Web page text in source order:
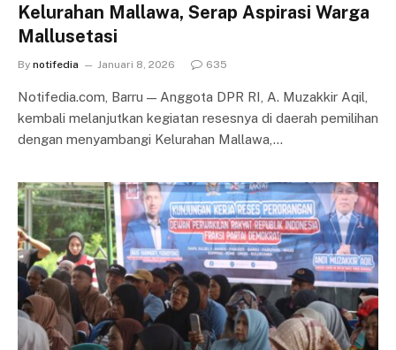
Kelurahan Mallawa, Serap Aspirasi Warga
Mallusetasi
By notifedia Januari 8, 2026 635
Notifedia.com, Barru — Anggota DPR RI, A. Muzakkir Aqil,
kembali melanjutkan kegiatan resesnya di daerah pemilihan
dengan menyambangi Kelurahan Mallawa,…